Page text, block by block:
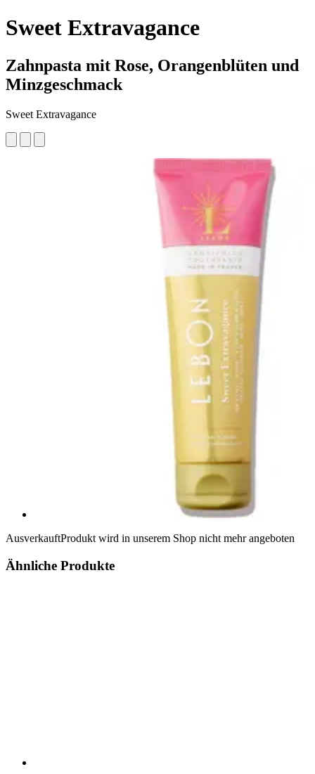
Sweet Extravagance
Zahnpasta mit Rose, Orangenblüten und
Minzgeschmack
Sweet Extravagance
AusverkauftProdukt wird in unserem Shop nicht mehr angeboten
Ähnliche Produkte